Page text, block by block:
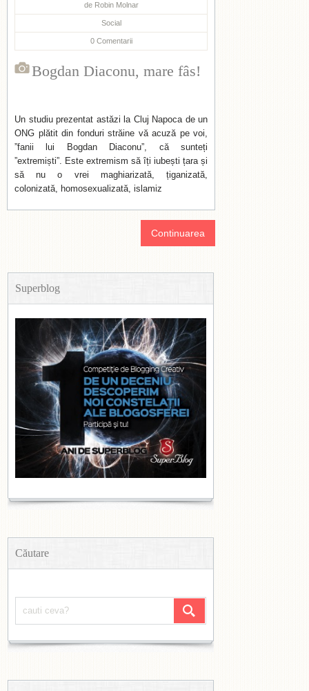
de Robin Molnar
Social
0 Comentarii
Bogdan Diaconu, mare fâs!
Un studiu prezentat astăzi la Cluj Napoca de un
ONG plătit din fonduri străine vă acuză pe voi,
”fanii lui Bogdan Diaconu”, că sunteți
”extremiști”. Este extremism să îți iubești țara și
să nu o vrei maghiarizată, țiganizată,
colonizată, homosexualizată, islamiz
Continuarea
Superblog
Căutare